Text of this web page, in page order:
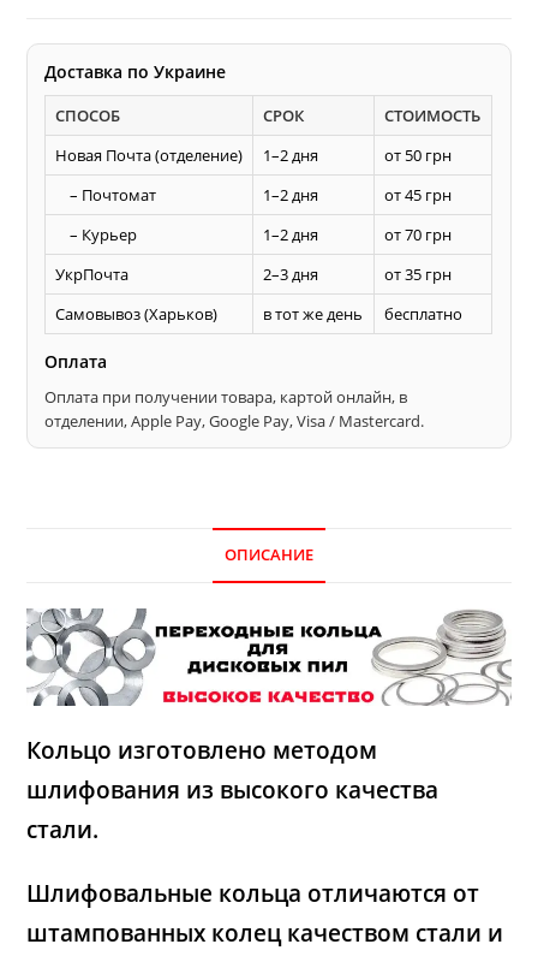
мм
переходное
кольцо
дисковой
пилы
Доставка по Украине
СПОСОБ СРОК
СТОИМОСТЬ
Новая Почта (отделение)
1–2 дня
от 50 грн
– Почтомат
1–2 дня
от 45 грн
– Курьер
1–2 дня
от 70 грн
УкрПочта
2–3 дня
от 35 грн
Самовывоз (Харьков)
в тот же день бесплатно
Оплата
Оплата при получении товара, картой онлайн, в
отделении, Apple Pay, Google Pay, Visa / Mastercard.
ОПИСАНИЕ
Кольцо изготовлено методом
шлифования из высокого качества
стали.
Шлифовальные кольца отличаются от
штампованных колец качеством стали и